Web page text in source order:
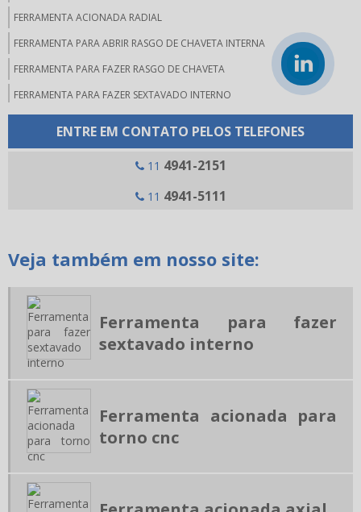
FERRAMENTA ACIONADA RADIAL
FERRAMENTA PARA ABRIR RASGO DE CHAVETA INTERNA
FERRAMENTA PARA FAZER RASGO DE CHAVETA
FERRAMENTA PARA FAZER SEXTAVADO INTERNO
FERRAMENTAS PARA RASGO DE CHAVETA
JOGO DE CHAVE ALLEN COMPRAR
RECARTILHA CRUZADA
RECARTILHA DE CORTE
RECARTILHA PARA TORNO
RECARTILHA RETA PARA TORNO
RECARTILHADOR PARA TORNO
ASSISTÊNCIA TÉCNICA EM FERRAMENTA ACIONADA
MANUTENÇÃO DE EQUIPAMENTOS CNC
BROCA ESPADA
ENTRE EM CONTATO PELOS TELEFONES
11 4941-2151
11 4941-5111
Veja também em nosso site:
Ferramenta para fazer
sextavado interno
Ferramenta acionada para
torno cnc